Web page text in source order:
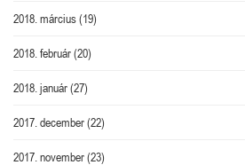
2018. március(19)
2018. február(20)
2018. január(27)
2017. december(22)
2017. november(23)